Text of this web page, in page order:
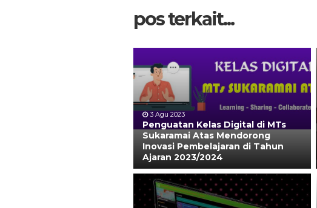
pos terkait...
3 Agu 2023
Penguatan Kelas Digital di MTs
Sukaramai Atas Mendorong
Inovasi Pembelajaran di Tahun
Ajaran 2023/2024